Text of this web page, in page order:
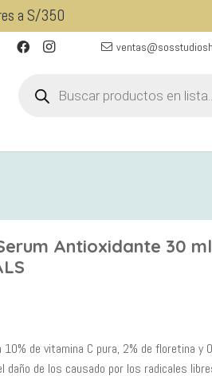
a S/350
productos
Antioxidante 30
de vitamina C pura, 2% de floretina y
daño de los causado por los radicales